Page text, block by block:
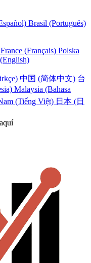
Brasil (Português)
France (Français) Polska
中国 (简体中文) 台
Malaysia (Bahasa
(Tiếng Việt) 日本 (日